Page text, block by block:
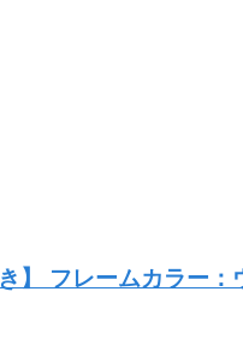
フレームカラー